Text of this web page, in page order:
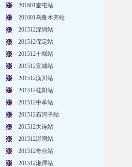
201601奎屯站
201601乌鲁木齐站
201512深圳站
201512保定站
201512十堰站
201512宣城站
201512潢川站
201512桂阳站
201512中牟站
201512石河子站
201512大连站
201512温宿站
201512奇台站
201512湘潭站